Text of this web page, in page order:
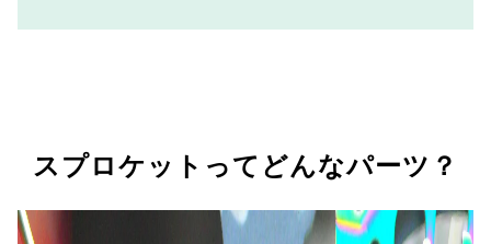
スプロケットってどんなパーツ？